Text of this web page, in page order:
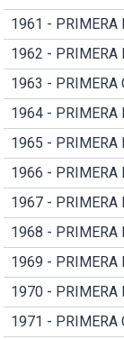
1961 - PRIMERA
1962 - PRIMERA
1963 - PRIMERA
1964 - PRIMERA
1965 - PRIMERA
1966 - PRIMERA
1967 - PRIMERA
1968 - PRIMERA
1969 - PRIMERA
1970 - PRIMERA
1971 - PRIMERA